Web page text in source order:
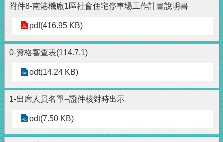
附件8-南港機廠1區社會住宅停車場工作計畫說明書
pdf(416.95 KB)
0-資格審查表(114.7.1)
odt(14.24 KB)
1-出席人員名單--證件核對時出示
odt(7.50 KB)